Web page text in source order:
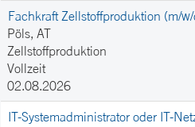
Fachkraft Zellstoffproduktion (m/
Pöls, AT
Zellstoffproduktion
Vollzeit
02.08.2026
IT-Systemadministrator oder IT-